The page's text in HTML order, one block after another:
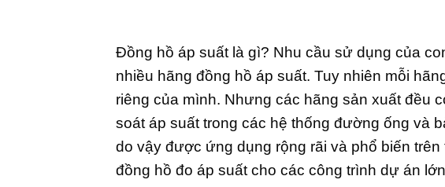
Đồng hồ áp suất là gì? Nhu cầu sử dụng của
nhiều hãng đồng hồ áp suất. Tuy nhiên mỗi
riêng của mình. Nhưng các hãng sản xuất đều
soát áp suất trong các hệ thống đường ống và
do vậy được ứng dụng rộng rãi và phổ biến
đồng hồ đo áp suất cho các công trình dự án